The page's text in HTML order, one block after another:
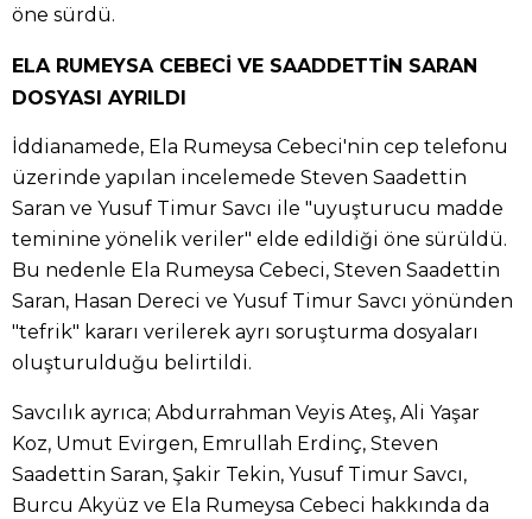
öne sürdü.
ELA RUMEYSA CEBECİ VE SAADDETTİN SARAN
DOSYASI AYRILDI
İddianamede, Ela Rumeysa Cebeci'nin cep telefonu
üzerinde yapılan incelemede Steven Saadettin
Saran ve Yusuf Timur Savcı ile "uyuşturucu madde
teminine yönelik veriler" elde edildiği öne sürüldü.
Bu nedenle Ela Rumeysa Cebeci, Steven Saadettin
Saran, Hasan Dereci ve Yusuf Timur Savcı yönünden
"tefrik" kararı verilerek ayrı soruşturma dosyaları
oluşturulduğu belirtildi.
Savcılık ayrıca; Abdurrahman Veyis Ateş, Ali Yaşar
Koz, Umut Evirgen, Emrullah Erdinç, Steven
Saadettin Saran, Şakir Tekin, Yusuf Timur Savcı,
Burcu Akyüz ve Ela Rumeysa Cebeci hakkında da